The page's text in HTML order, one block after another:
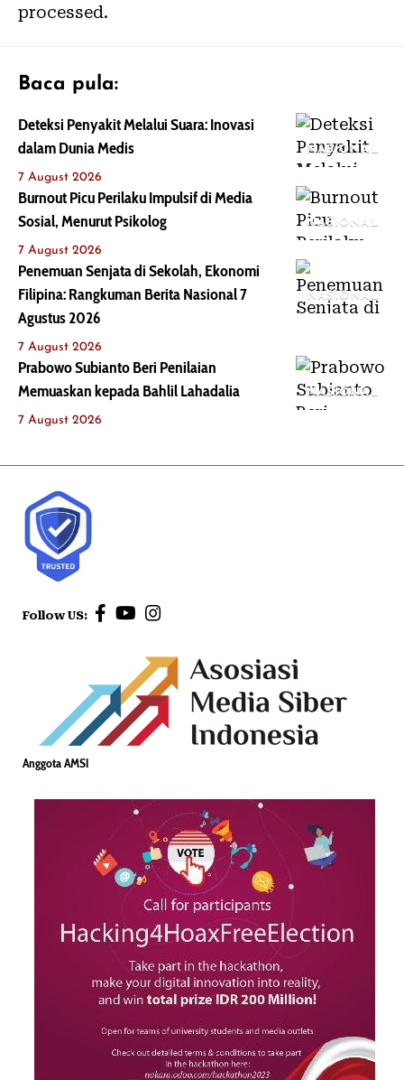
processed.
Baca pula:
NASIONAL
Deteksi Penyakit Melalui Suara: Inovasi
dalam Dunia Medis
7 August 2026
NASIONAL
Burnout Picu Perilaku Impulsif di Media
Sosial, Menurut Psikolog
7 August 2026
NASIONAL
Penemuan Senjata di Sekolah, Ekonomi
Filipina: Rangkuman Berita Nasional 7
Agustus 2026
7 August 2026
NASIONAL
Prabowo Subianto Beri Penilaian
Memuaskan kepada Bahlil Lahadalia
7 August 2026
Follow US:
Anggota AMSI